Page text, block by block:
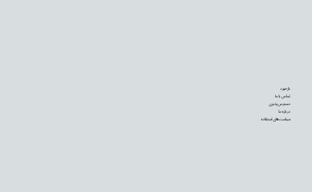
بازخورد
تماس با ما
دسترس‌پذیری
درباره ما
سیاست‌های استفاده